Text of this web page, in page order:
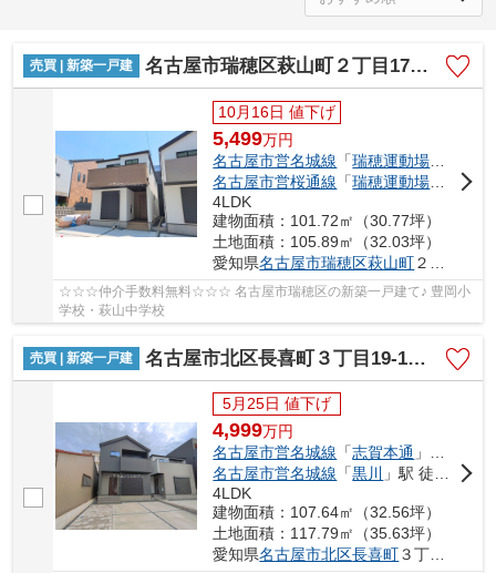
売買 | 新築一戸建 名古屋市瑞穂区萩山町２丁目17【仲介手数料無料】新築戸建て
10月16日 値下げ
5,499万円
名古屋市営名城線 「瑞穂運動場東
名古屋市営桜通線 「瑞穂運動場西
」駅
4LDK
建物面積：101.72㎡（30.77坪）
土地面積：105.89㎡（32.03坪）
愛知県名古屋市瑞穂区萩山町２丁目17
☆☆☆仲介手数料無料☆☆☆ 名古屋市瑞穂区の新築一戸建て♪ 豊岡小
学校・萩山中学校
売買 | 新築一戸建 名古屋市北区長喜町３丁目19-1【仲介手数料無料】新築一戸建て 1号棟
5月25日 値下げ
4,999万円
名古屋市営名城線 「志賀本通 」駅 徒歩13分
名古屋市営名城線 「黒川
」駅 徒歩15分
4LDK
建物面積：107.64㎡（32.56坪）
土地面積：117.79㎡（35.63坪）
愛知県名古屋市北区長喜町３丁目19-1